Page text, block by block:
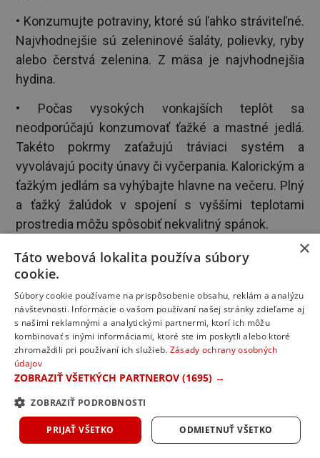
• Konzumujte potraviny, ktoré sú ľahko stráviteľné.
Najvhodnejšie sú zeleninové šaláty, polievky, ryby
alebo čerstvá zelenina. Z mäsa je najvhodnejšia
hydina.
• Počas vysokých vonkajších teplôt sa
neodporúčajú konzumovať ťažké a mastné jedlá.
Takéto pokrmy zaťažujú tráviaci systém a
vyvolávajú pocity únavy či vyčerpania. Kalorickým a
ťažkým jedlám sa vyhýbajte hlavne na večeru. Plný
a ťažký žalúdok v spojení s vyššími teplotami
prostredia môžu spôsobiť nekvalitný spánok.
Opatrnosť pri príprave a
skladovaní potravín
„Obzvlášť v nadchádzajúcom letnom období, ktoré
sa spája s vyššími teplotami či cestovaním,
môžete významne znížiť riziko ochorení z potravín
dodržiavaním niekoľkých jednoduchých zásad.
do takzvaných Piatich kľúčov k bezpečnejším
potravinám,“radí
doktorka Katarína Kubáni
×
Táto webová lokalita používa súbory
cookie.
Súbory cookie používame na prispôsobenie obsahu, reklám a analýzu
návštevnosti. Informácie o vašom používaní našej stránky zdieľame aj
s našimi reklamnými a analytickými partnermi, ktorí ich môžu
kombinovať s inými informáciami, ktoré ste im poskytli alebo ktoré
zhromaždili pri používaní ich služieb. Zásady ochrany osobných
údajov
ZOBRAZIŤ VŠETKÝCH PARTNEROV (1695) →
ZOBRAZIŤ PODROBNOSTI
PRIJAŤ VŠETKO ODMIETNUŤ VŠETKO